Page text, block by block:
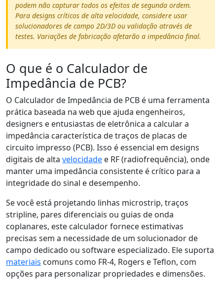
podem não capturar todos os efeitos de segunda ordem.
Para designs críticos de alta velocidade, considere usar
solucionadores de campo 2D/3D ou validação através de
testes. Variações de fabricação afetarão a impedância final.
O que é o Calculador de
Impedância de PCB?
O Calculador de Impedância de PCB é uma ferramenta
prática baseada na web que ajuda engenheiros,
designers e entusiastas de eletrônica a calcular a
impedância característica de traços de placas de
circuito impresso (PCB). Isso é essencial em designs
digitais de alta velocidade e RF (radiofrequência), onde
manter uma impedância consistente é crítico para a
integridade do sinal e desempenho.
Se você está projetando linhas microstrip, traços
stripline, pares diferenciais ou guias de onda
coplanares, este calculador fornece estimativas
precisas sem a necessidade de um solucionador de
campo dedicado ou software especializado. Ele suporta
materiais comuns como FR-4, Rogers e Teflon, com
opções para personalizar propriedades e dimensões.